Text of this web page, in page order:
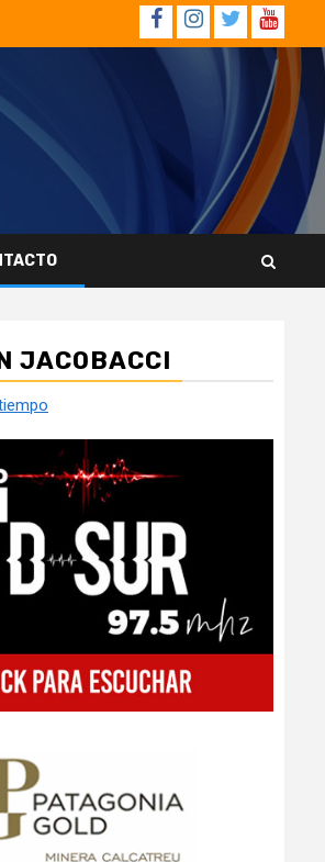
Facebook
Instagram
Twitter
JACOBACCI